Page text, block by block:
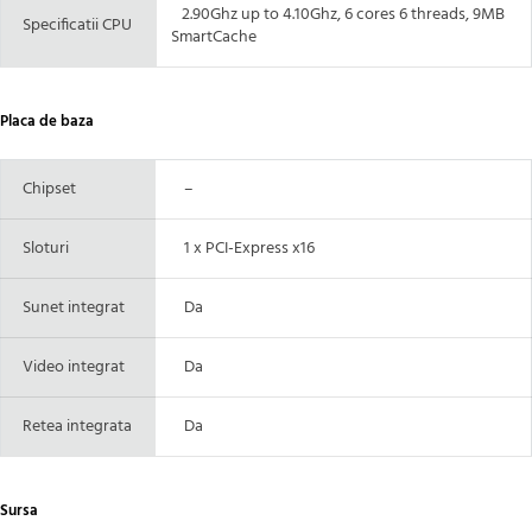
Specificatii CPU
2.90Ghz up to 4.10Ghz, 6 cores 6 threads, 9MB
SmartCache
Placa de baza
Chipset –
Sloturi 1 x PCI-Express x16
Sunet integrat Da
Video integrat Da
Retea integrata Da
Sursa